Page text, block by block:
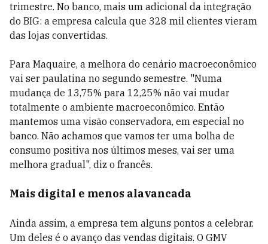
trimestre. No banco, mais um adicional da integração
do BIG: a empresa calcula que 328 mil clientes vieram
das lojas convertidas.
Para Maquaire, a melhora do cenário macroeconômico
vai ser paulatina no segundo semestre. "Numa
mudança de 13,75% para 12,25% não vai mudar
totalmente o ambiente macroeconômico. Então
mantemos uma visão conservadora, em especial no
banco. Não achamos que vamos ter uma bolha de
consumo positiva nos últimos meses, vai ser uma
melhora gradual", diz o francês.
Mais digital e menos alavancada
Ainda assim, a empresa tem alguns pontos a celebrar.
Um deles é o avanço das vendas digitais. O GMV